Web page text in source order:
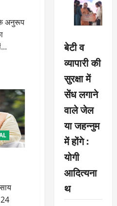
के अनुरूप
बेटी व
व्यापारी की
सुरक्षा में
सेंध लगाने
वाले जेल
या जहन्नुम
में होंगे :
योगी
आदित्यना
थ